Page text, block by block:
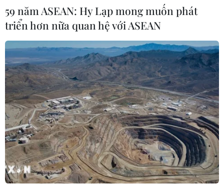
59 năm ASEAN: Hy Lạp mong muốn phát
triển hơn nữa quan hệ với ASEAN